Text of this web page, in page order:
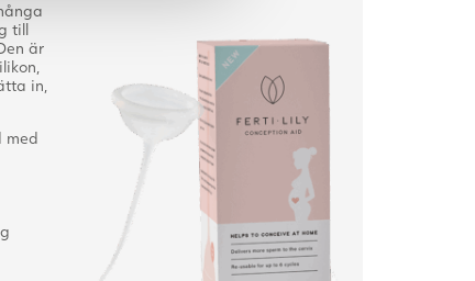
till
är
in,
med